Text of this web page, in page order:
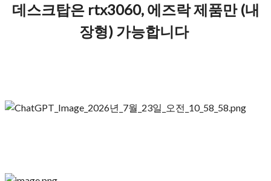
데스크탑은 rtx3060, 에즈락 제품만 (내
장형) 가능합니다